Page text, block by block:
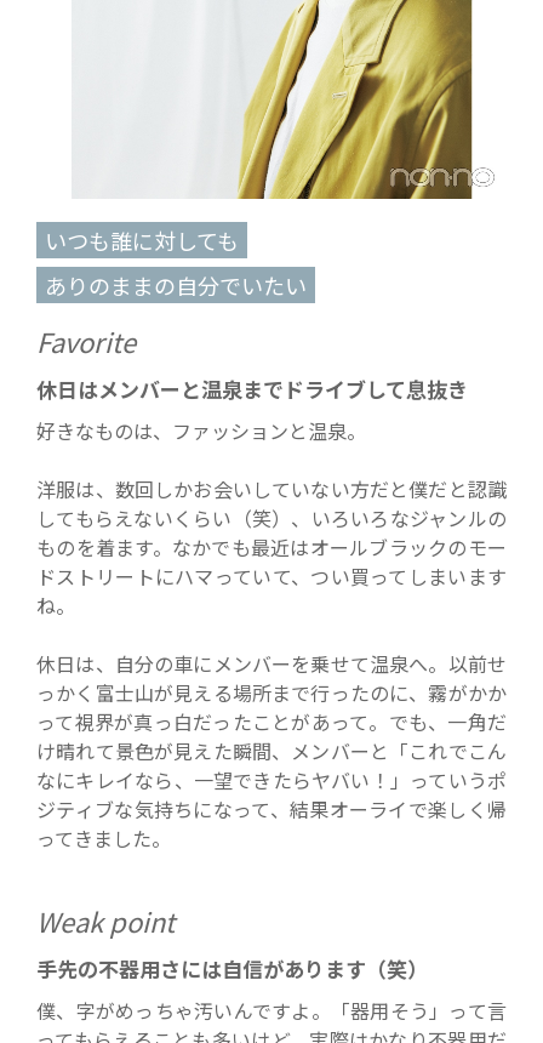
いつも誰に対しても
ありのままの自分でいたい
Favorite
休日はメンバーと温泉までドライブして息抜き
好きなものは、ファッションと温泉。
洋服は、数回しかお会いしていない方だと僕だと認識
してもらえないくらい（笑）、いろいろなジャンルの
ものを着ます。なかでも最近はオールブラックのモー
ドストリートにハマっていて、つい買ってしまいます
ね。
休日は、自分の車にメンバーを乗せて温泉へ。以前せ
っかく富士山が見える場所まで行ったのに、霧がかか
って視界が真っ白だったことがあって。でも、一角だ
け晴れて景色が見えた瞬間、メンバーと「これでこん
なにキレイなら、一望できたらヤバい！」っていうポ
ジティブな気持ちになって、結果オーライで楽しく帰
ってきました。
Weak point
手先の不器用さには自信があります（笑）
僕、字がめっちゃ汚いんですよ。「器用そう」って言